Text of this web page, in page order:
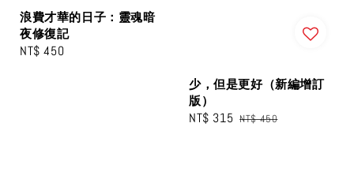
浪費才華的日子：靈魂暗
夜修復記
Regular
NT$ 450
少，但是更好（新編增訂
版）
Sale
NT$ 315 Regular
NT$ 450